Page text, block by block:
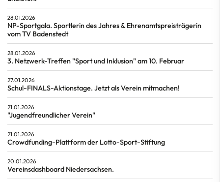
28.01.2026
NP-Sportgala. Sportlerin des Jahres & Ehrenamtspreisträgerin
vom TV Badenstedt
28.01.2026
3. Netzwerk-Treffen "Sport und Inklusion" am 10. Februar
27.01.2026
Schul-FINALS-Aktionstage. Jetzt als Verein mitmachen!
21.01.2026
"Jugendfreundlicher Verein"
21.01.2026
Crowdfunding-Plattform der Lotto-Sport-Stiftung
20.01.2026
Vereinsdashboard Niedersachsen.